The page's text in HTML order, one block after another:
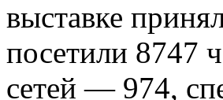
выставке
посетили 8747
сетей — 974,